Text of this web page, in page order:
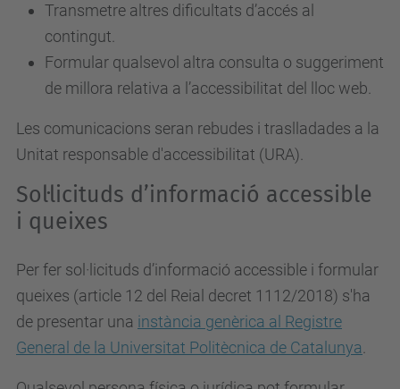
Transmetre altres dificultats d’accés al
contingut.
Formular qualsevol altra consulta o suggeriment
de millora relativa a l’accessibilitat del lloc web.
Les comunicacions seran rebudes i traslladades a la
Unitat responsable d'accessibilitat (URA).
Sol·licituds d’informació accessible
i queixes
Per fer sol·licituds d’informació accessible i formular
queixes (article 12 del Reial decret 1112/2018) s'ha
de presentar una instància genèrica al Registre
General de la Universitat Politècnica de Catalunya